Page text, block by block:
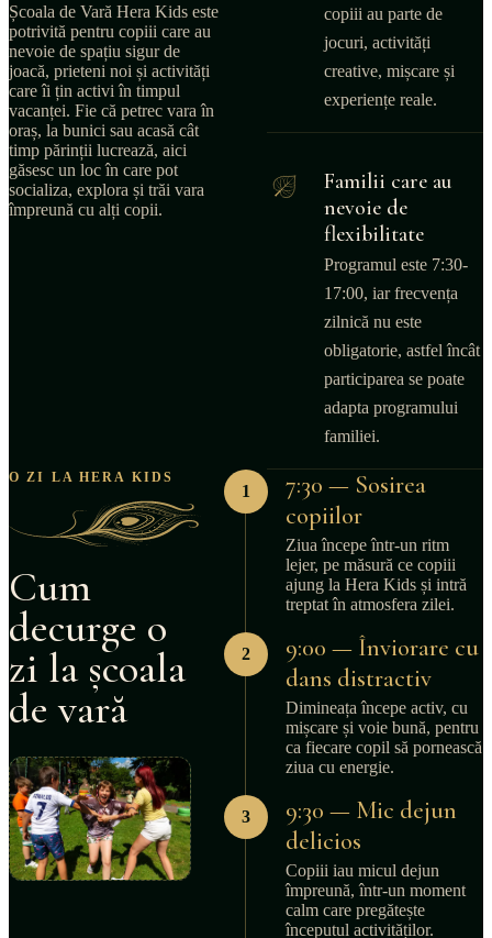
Școala de Vară Hera Kids este
potrivită pentru copiii care au
nevoie de spațiu sigur de
joacă, prieteni noi și activități
care îi țin activi în timpul
vacanței. Fie că petrec vara în
oraș, la bunici sau acasă cât
timp părinții lucrează, aici
găsesc un loc în care pot
socializa, explora și trăi vara
împreună cu alți copii.
copiii au parte de
jocuri, activități
creative, mișcare și
experiențe reale.
Familii care au
nevoie de
flexibilitate
Programul este 7:30-
17:00, iar frecvența
zilnică nu este
obligatorie, astfel încât
participarea se poate
adapta programului
familiei.
O ZI LA HERA KIDS
Cum
decurge o
zi la școala
de vară
LA ȘCOALA DE VARĂ HERA KIDS, COPIII PETREC ZIUA CU
1
7:30 — Sosirea
copiilor
Ziua începe într-un ritm
lejer, pe măsură ce copiii
ajung la Hera Kids și intră
treptat în atmosfera zilei.
2
9:00 — Înviorare cu
dans distractiv
Dimineața începe activ, cu
mișcare și voie bună, pentru
ca fiecare copil să pornească
ziua cu energie.
3
9:30 — Mic dejun
delicios
Copiii iau micul dejun
împreună, într-un moment
calm care pregătește
începutul activităților.